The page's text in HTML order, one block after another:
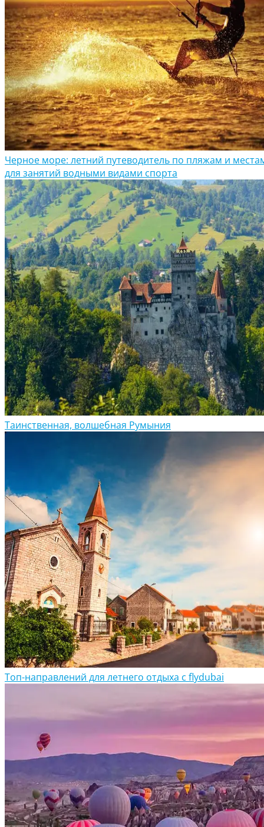
Черное море: летний путеводитель по пляжам и
для занятий водными видами спорта
Таинственная, волшебная Румыния
Топ-направлений для летнего отдыха с flydubai